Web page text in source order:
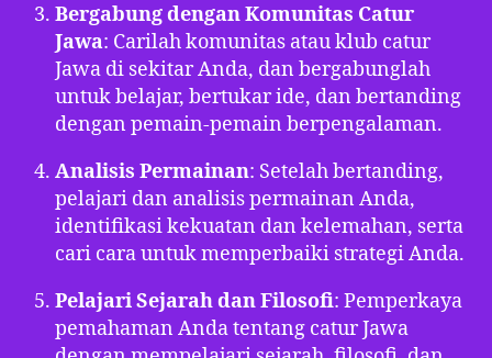
Bergabung dengan Komunitas Catur
Jawa: Carilah komunitas atau klub catur
Jawa di sekitar Anda, dan bergabunglah
untuk belajar, bertukar ide, dan bertanding
dengan pemain-pemain berpengalaman.
Analisis Permainan: Setelah bertanding,
pelajari dan analisis permainan Anda,
identifikasi kekuatan dan kelemahan, serta
cari cara untuk memperbaiki strategi Anda.
Pelajari Sejarah dan Filosofi: Pemperkaya
pemahaman Anda tentang catur Jawa